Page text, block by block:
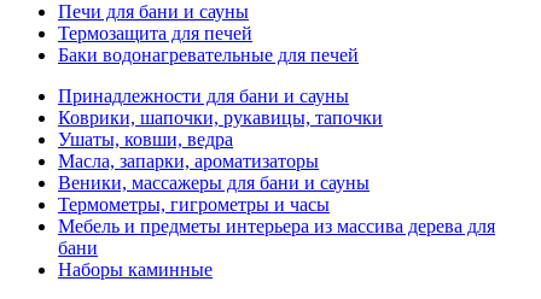
Печи для бани и сауны
Термозащита для печей
Баки водонагревательные для печей
Принадлежности для бани и сауны
Коврики, шапочки, рукавицы, тапочки
Ушаты, ковши, ведра
Масла, запарки, ароматизаторы
Веники, массажеры для бани и сауны
Термометры, гигрометры и часы
Мебель и предметы интерьера из массива дерева для
бани
Наборы каминные